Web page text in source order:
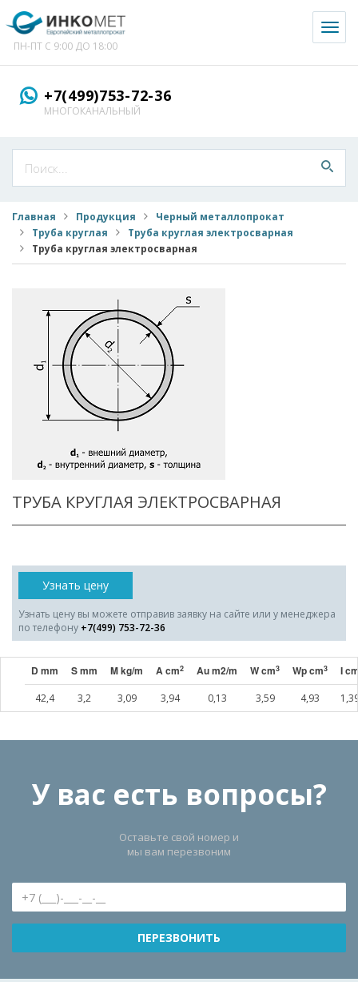
ПН-ПТ С 9:00 ДО 18:00
+7(499)753-72-36
МНОГОКАНАЛЬНЫЙ
Главная Продукция
Черный металлопрокат
Труба круглая
Труба круглая электросварная
Труба круглая электросварная
ТРУБА КРУГЛАЯ ЭЛЕКТРОСВАРНАЯ
Узнать цену
Узнать цену вы можете отправив заявку на сайте или у менеджера
по телефону +7(499) 753-72-36
D mm S mm M kg/m A cm2 Au m2/m W cm3 Wp cm3 I
42,4 3,2 3,09 3,94 0,13 3,59 4,93
У вас есть вопросы?
Оставьте свой номер и
мы вам перезвоним